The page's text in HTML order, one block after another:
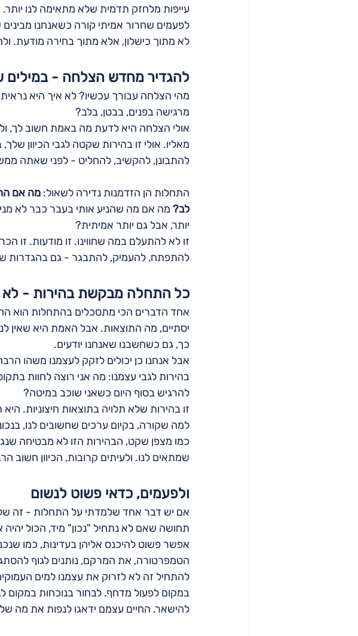
עייפות מלחזק תדמית שלא מתאימה לנו יותר.
לפעמים שחרור אמיתי קורה כשאנחנו
לא מתוך כישלון, אלא מתוך בחירה מודעת.
להגדיר מחדש הצלחה - במילים
מהי הצלחה עבורך עכשיו? לא איך היא
מרגישה בפנים, בבטן, בלב?
אולי הצלחה היא לדעת מה באמת חשוב לך,
מאליו. אולי זו בהירות שקטה לגבי הכיוון
להתבונן, להקשיב, להחליט - לפני שאתה
התחלות הן הזדמנות נדירה לשאול: מה אם
לב? מה אם מה שהניע אותי בעבר כבר לא
יותר, אבל גם יותר אמיתית?
זו לא להתעלם במה שחווינו. זו מודעות. זו
להתפתח, להעמיק, להתבגר - גם בהגדרות
כל התחלה מבקשת בהירות - לא
אחד הדברים הכי מתסכלים בהתחלות הוא
יסתיים, מה התוצאות. אבל האמת היא שאין
כך, גם כשחשבנו שאנחנו יודעים.
אבל אנחנו כן יכולים לזקק לעצמנו משהו
בהירות לגבי עצמנו: מה אני רוצה לחוות
להרגיש בסוף היום כשאני שוכב במיטה?
זו בהירות שלא תלויה בתוצאות חיצוניות.
למה שקורה, בקיום ערכים שחשובים לנו,
כמו מצפן שקט, הבהירות הזו לא מבטיחה
שמתאים לנו. ולעיתים קרובות, הכיוון חשוב
ולפעמים, כדאי פשוט לנשום
אם יש דבר אחד שלמדתי על התחלות - זה
תחושה שאם לא נתחיל "נכון" מיד, הכול יהיה
אפשר פשוט להיכנס אליהן בעדינות, כמו
הטמפרטורה, את המרקם, נותנים לגוף
להתחיל זה לא לזרוק את עצמנו למים
במקום לפעול מדחף. לבחור בנוכחות במקום
להישאר. החיים עצמם ידאגו לנפות את מה